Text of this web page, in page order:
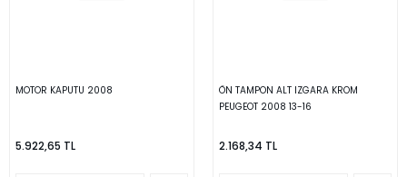
MOTOR KAPUTU 2008
5.922,65 TL
ÖN TAMPON ALT IZGARA KROM
PEUGEOT 2008 13-16
2.168,34 TL